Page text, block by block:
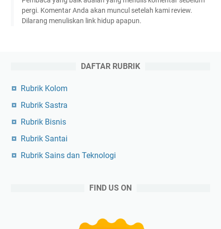
pergi. Komentar Anda akan muncul setelah kami review.
Dilarang menuliskan link hidup apapun.
DAFTAR RUBRIK
Rubrik Kolom
Rubrik Sastra
Rubrik Bisnis
Rubrik Santai
Rubrik Sains dan Teknologi
FIND US ON